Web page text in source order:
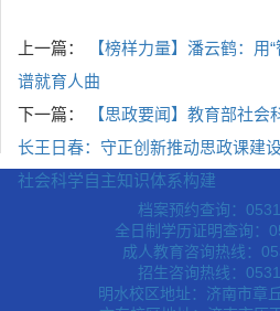
上一篇：
【榜样力量】潘云鹤：用“
谱就育人曲
下一篇：
【思政要闻】教育部社会
长王日春：守正创新推动思政课建
社会科学自主知识体系构建
档案预约查询：
全日制学历证明查询：
成人教育咨询热线：
招生咨询热线：
明水校区地址：济南市章